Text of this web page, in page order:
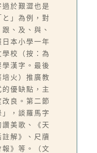
於艱澀也是
」為例，對
、及、與、
本小學一年
校（按：為
漢字。最後
火）推廣教
優缺點，主
良。第二節
」，談羅馬字
美歌、《天
解》、尺牘
》等。（文